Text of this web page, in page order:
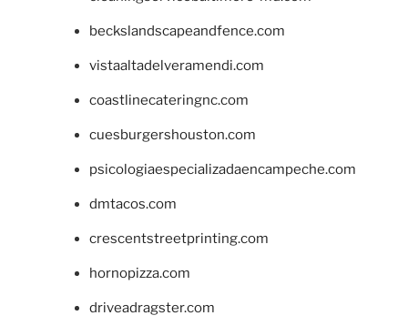
beckslandscapeandfence.com
vistaaltadelveramendi.com
coastlinecateringnc.com
cuesburgershouston.com
psicologiaespecializadaencampeche.com
dmtacos.com
crescentstreetprinting.com
hornopizza.com
driveadragster.com